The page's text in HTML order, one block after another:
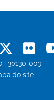
X
| 30130-003
do site